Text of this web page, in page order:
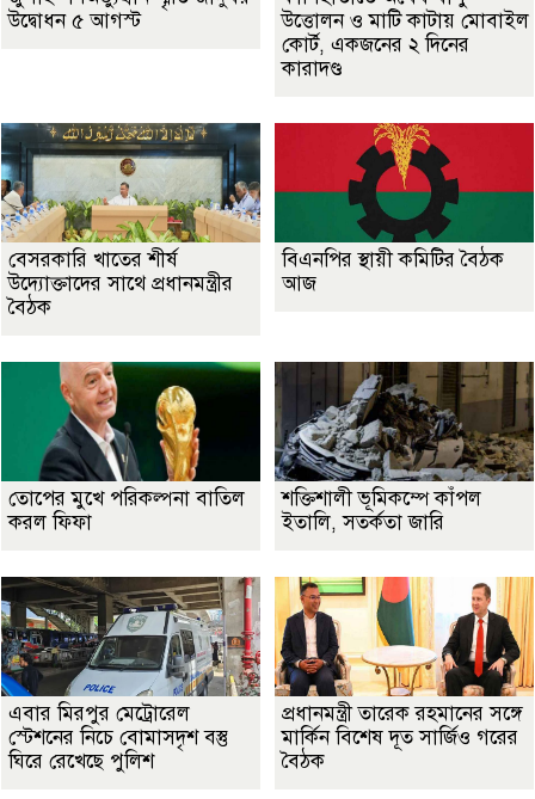
উদ্বোধন ৫ আগস্ট
উত্তোলন ও মাটি কাটায় মোবাইল
কোর্ট, একজনের ২ দিনের
কারাদণ্ড
বেসরকারি খাতের শীর্ষ
উদ্যোক্তাদের সাথে প্রধানমন্ত্রীর
বৈঠক
বিএনপির স্থায়ী কমিটির বৈঠক
আজ
তোপের মুখে পরিকল্পনা বাতিল
করল ফিফা
শক্তিশালী ভূমিকম্পে কাঁপল
ইতালি, সতর্কতা জারি
এবার মিরপুর মেট্রোরেল
স্টেশনের নিচে বোমাসদৃশ বস্তু
ঘিরে রেখেছে পুলিশ
প্রধানমন্ত্রী তারেক রহমানের সঙ্গে
মার্কিন বিশেষ দূত সার্জিও গরের
বৈঠক